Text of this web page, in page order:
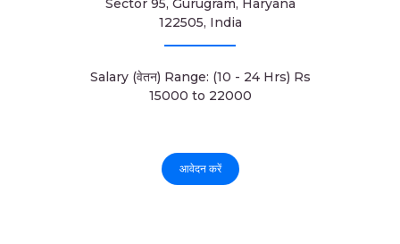
Sector 95, Gurugram, Haryana
122505, India
Salary (वेतन) Range: (10 - 24 Hrs) Rs
15000 to 22000
आवेदन करें